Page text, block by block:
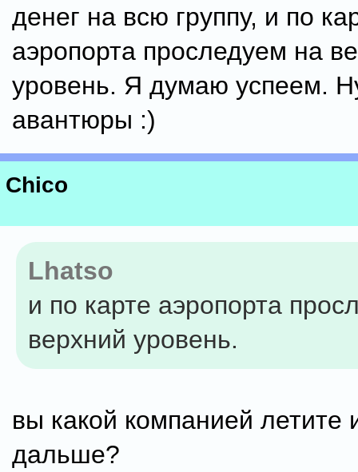
денег на всю группу, и по
аэропорта проследуем на
уровень. Я думаю успеем.
авантюры :)
Chico
Lhatso
и по карте аэропорта
верхний уровень.
вы какой компанией летите
дальше?